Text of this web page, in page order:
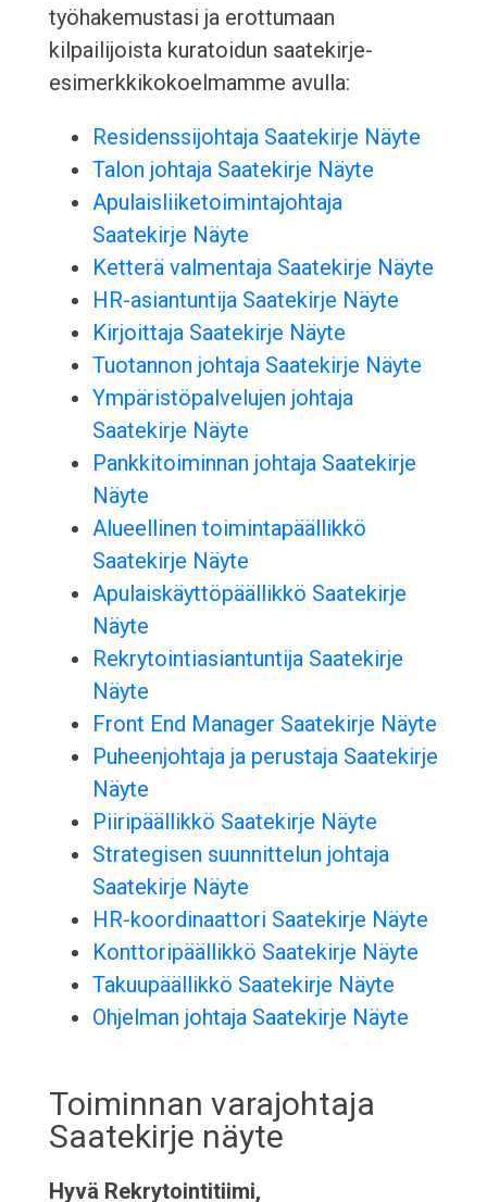
työhakemustasi ja erottumaan
kilpailijoista kuratoidun saatekirje-
esimerkkikokoelmamme avulla:
Residenssijohtaja Saatekirje Näyte
Talon johtaja Saatekirje Näyte
Apulaisliiketoimintajohtaja
Saatekirje Näyte
Ketterä valmentaja Saatekirje Näyte
HR-asiantuntija Saatekirje Näyte
Kirjoittaja Saatekirje Näyte
Tuotannon johtaja Saatekirje Näyte
Ympäristöpalvelujen johtaja
Saatekirje Näyte
Pankkitoiminnan johtaja Saatekirje
Näyte
Alueellinen toimintapäällikkö
Saatekirje Näyte
Apulaiskäyttöpäällikkö Saatekirje
Näyte
Rekrytointiasiantuntija Saatekirje
Näyte
Front End Manager Saatekirje Näyte
Puheenjohtaja ja perustaja Saatekirje
Näyte
Piiripäällikkö Saatekirje Näyte
Strategisen suunnittelun johtaja
Saatekirje Näyte
HR-koordinaattori Saatekirje Näyte
Konttoripäällikkö Saatekirje Näyte
Takuupäällikkö Saatekirje Näyte
Ohjelman johtaja Saatekirje Näyte
Toiminnan varajohtaja
Saatekirje näyte
Hyvä Rekrytointitiimi,